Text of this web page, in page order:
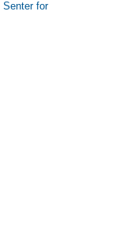
Senter for